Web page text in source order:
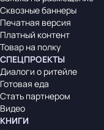
Сквозные баннеры
Печатная версия
Платный контент
Товар на полку
СПЕЦПРОЕКТЫ
Диалоги о ритейле
Готовая еда
Стать партнером
Видео
КНИГИ